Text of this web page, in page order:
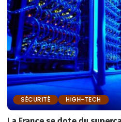
SÉCURITÉ HIGH-TECH